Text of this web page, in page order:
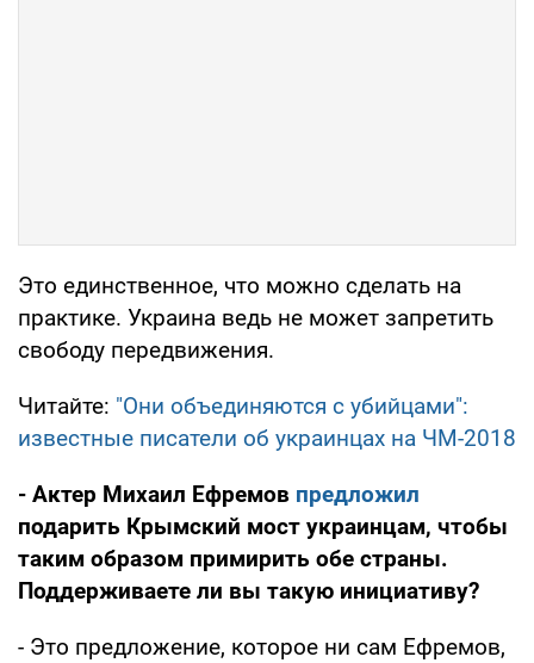
Это единственное, что можно сделать на
практике. Украина ведь не может запретить
свободу передвижения.
Читайте: "Они объединяются с убийцами":
известные писатели об украинцах на ЧМ-2018
- Актер Михаил Ефремов предложил
подарить Крымский мост украинцам, чтобы
таким образом примирить обе страны.
Поддерживаете ли вы такую инициативу?
- Это предложение, которое ни сам Ефремов,